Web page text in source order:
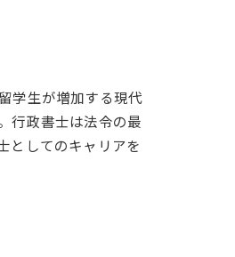
学生が増加する現代
行政書士は法令の最
としてのキャリアを